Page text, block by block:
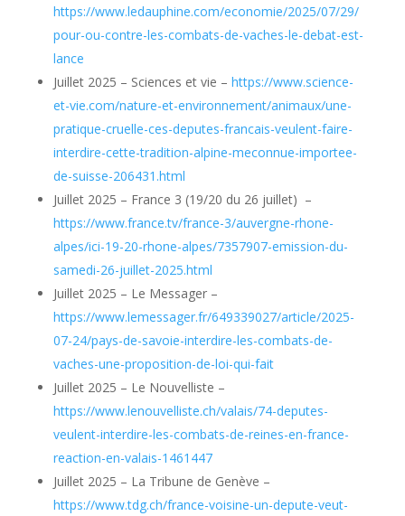
https://www.ledauphine.com/economie/2025/07/29/
pour-ou-contre-les-combats-de-vaches-le-debat-est-
lance
Juillet 2025 – Sciences et vie – https://www.science-
et-vie.com/nature-et-environnement/animaux/une-
pratique-cruelle-ces-deputes-francais-veulent-faire-
interdire-cette-tradition-alpine-meconnue-importee-
de-suisse-206431.html
Juillet 2025 – France 3 (19/20 du 26 juillet) –
https://www.france.tv/france-3/auvergne-rhone-
alpes/ici-19-20-rhone-alpes/7357907-emission-du-
samedi-26-juillet-2025.html
Juillet 2025 – Le Messager –
https://www.lemessager.fr/649339027/article/2025-
07-24/pays-de-savoie-interdire-les-combats-de-
vaches-une-proposition-de-loi-qui-fait
Juillet 2025 – Le Nouvelliste –
https://www.lenouvelliste.ch/valais/74-deputes-
veulent-interdire-les-combats-de-reines-en-france-
reaction-en-valais-1461447
Juillet 2025 – La Tribune de Genève –
https://www.tdg.ch/france-voisine-un-depute-veut-